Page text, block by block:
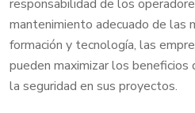
responsabilidad de los
mantenimiento adecuado de las
formación y tecnología, las
pueden maximizar los
la seguridad en sus proyectos.